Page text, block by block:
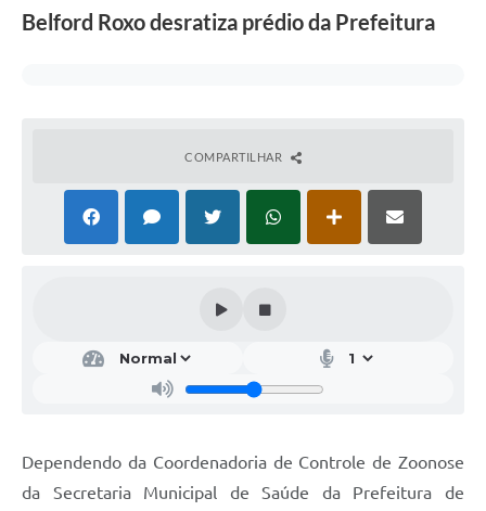
Belford Roxo desratiza prédio da Prefeitura
COMPARTILHAR
Dependendo da Coordenadoria de Controle de Zoonose
da Secretaria Municipal de Saúde da Prefeitura de